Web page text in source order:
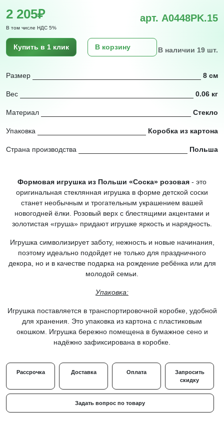
2 205₽
В том числе НДС 5%
арт. A0448PK.15
Купить в 1 клик В корзину В наличии 19 шт.
Размер 8 см
Вес 0.06 кг
Материал Стекло
Упаковка Коробка из картона
Страна производства Польша
Формовая игрушка из Польши «Соска» розовая - это
оригинальная стеклянная игрушка в форме детской соски
станет необычным и трогательным украшением вашей
новогодней ёлки. Розовый верх с блестящими акцентами и
золотистая «груша» придают игрушке яркость и нарядность.
Игрушка символизирует заботу, нежность и новые начинания,
поэтому идеально подойдет не только для праздничного
декора, но и в качестве подарка на рождение ребёнка или для
молодой семьи.
Упаковка:
Игрушка поставляется в транспортировочной коробке, удобной
для хранения. Это упаковка из картона с пластиковым
окошком. Игрушка бережно помещена в бумажное сено и
надёжно зафиксирована в коробке.
Рассрочка Доставка Оплата
Запросить
скидку
Задать вопрос по товару